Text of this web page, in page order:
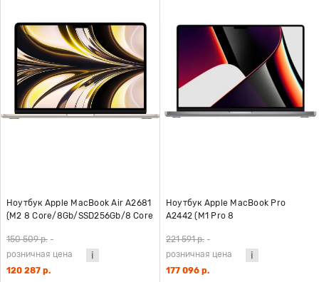
Ноутбук Apple MacBook Air A2681
(M2 8 Core/8Gb/SSD256Gb/8 Core
белый
150 509 р. -
розничная цена
120 287 р.
Ноутбук Apple MacBook Pro
A2442 (M1 Pro 8
GPU/14.2"/3024x1964/Mac OS)
серый
221 591 р. -
розничная цена
177 096 р.